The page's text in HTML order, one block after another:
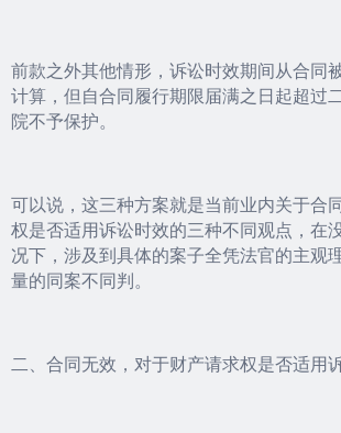
前款之外其他情形，诉讼时效期间从合同
计算，但自合同履行期限届满之日起超过
院不予保护。
可以说，这三种方案就是当前业内关于合
权是否适用诉讼时效的三种不同观点，在
况下，涉及到具体的案子全凭法官的主观
量的同案不同判。
二、合同无效，对于财产请求权是否适用